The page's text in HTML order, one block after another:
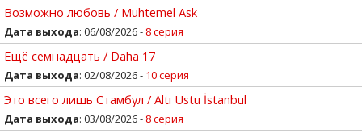
Возможно любовь / Muhtemel Ask
Дата выхода: 06/08/2026 - 8 серия
Ещё семнадцать / Daha 17
Дата выхода: 02/08/2026 - 10 серия
Это всего лишь Стамбул / Altı Ustu İstanbul
Дата выхода: 03/08/2026 - 8 серия